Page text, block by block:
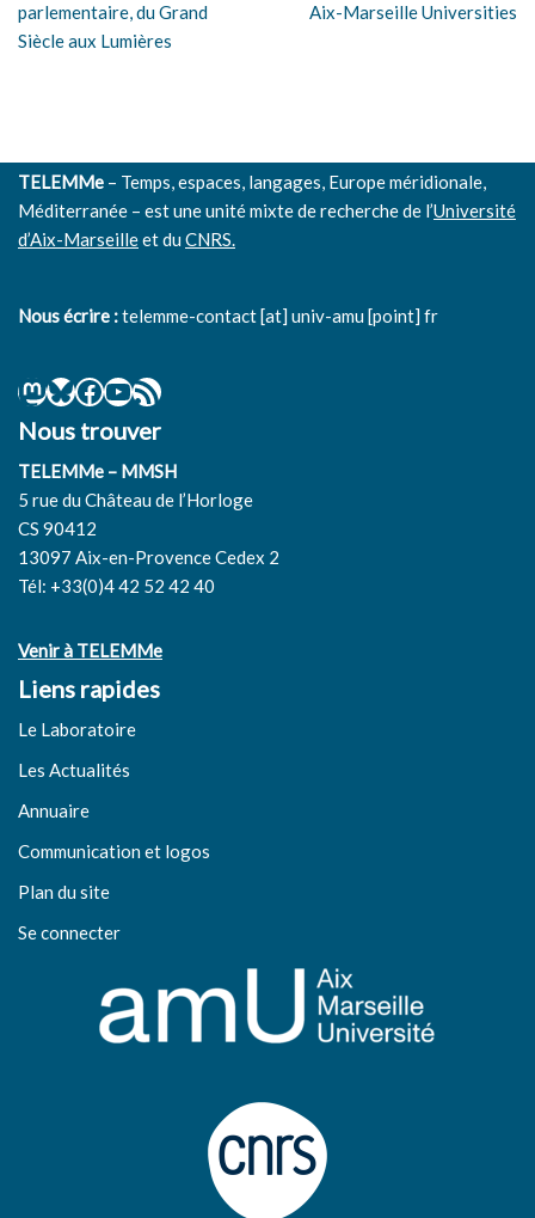
parlementaire, du Grand
Siècle aux Lumières
Aix-Marseille Universities
TELEMMe – Temps, espaces, langages, Europe méridionale,
Méditerranée – est une unité mixte de recherche de l’Université
d’Aix-Marseilleet duCNRS.
Nous écrire :telemme-contact [at] univ-amu [point] fr
Nous trouver
TELEMMe – MMSH
5 rue du Château de l’Horloge
CS 90412
13097 Aix-en-Provence Cedex 2
Tél: +33(0)4 42 52 42 40
Venir à TELEMMe
Liens rapides
Le Laboratoire
Les Actualités
Annuaire
Communication et logos
Plan du site
Se connecter